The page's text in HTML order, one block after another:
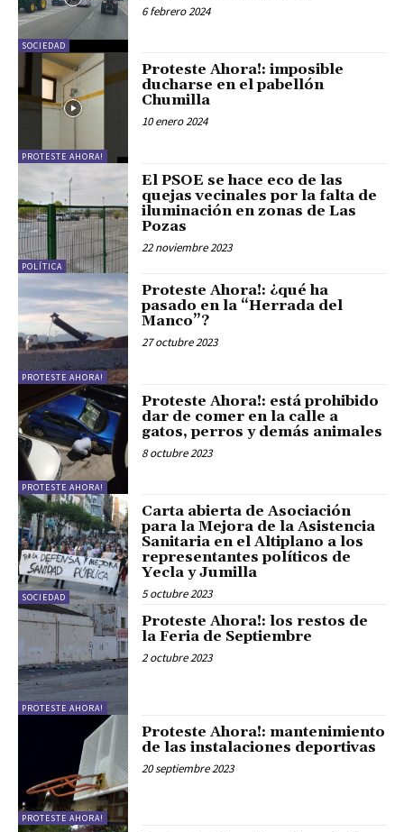
SOCIEDAD
6 febrero 2024
PROTESTE AHORA!
Proteste Ahora!: imposible
ducharse en el pabellón
Chumilla
10 enero 2024
POLÍTICA
El PSOE se hace eco de las
quejas vecinales por la falta de
iluminación en zonas de Las
Pozas
22 noviembre 2023
PROTESTE AHORA!
Proteste Ahora!: ¿qué ha
pasado en la “Herrada del
Manco”?
27 octubre 2023
PROTESTE AHORA!
Proteste Ahora!: está prohibido
dar de comer en la calle a
gatos, perros y demás animales
8 octubre 2023
SOCIEDAD
Carta abierta de Asociación
para la Mejora de la Asistencia
Sanitaria en el Altiplano a los
representantes políticos de
Yecla y Jumilla
5 octubre 2023
PROTESTE AHORA!
Proteste Ahora!: los restos de
la Feria de Septiembre
2 octubre 2023
PROTESTE AHORA!
Proteste Ahora!: mantenimiento
de las instalaciones deportivas
20 septiembre 2023